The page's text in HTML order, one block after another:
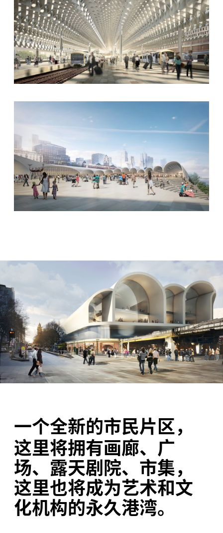
一个全新的市民片区，
这里将拥有画廊、广
场、露天剧院、市集，
这里也将成为艺术和文
化机构的永久港湾。